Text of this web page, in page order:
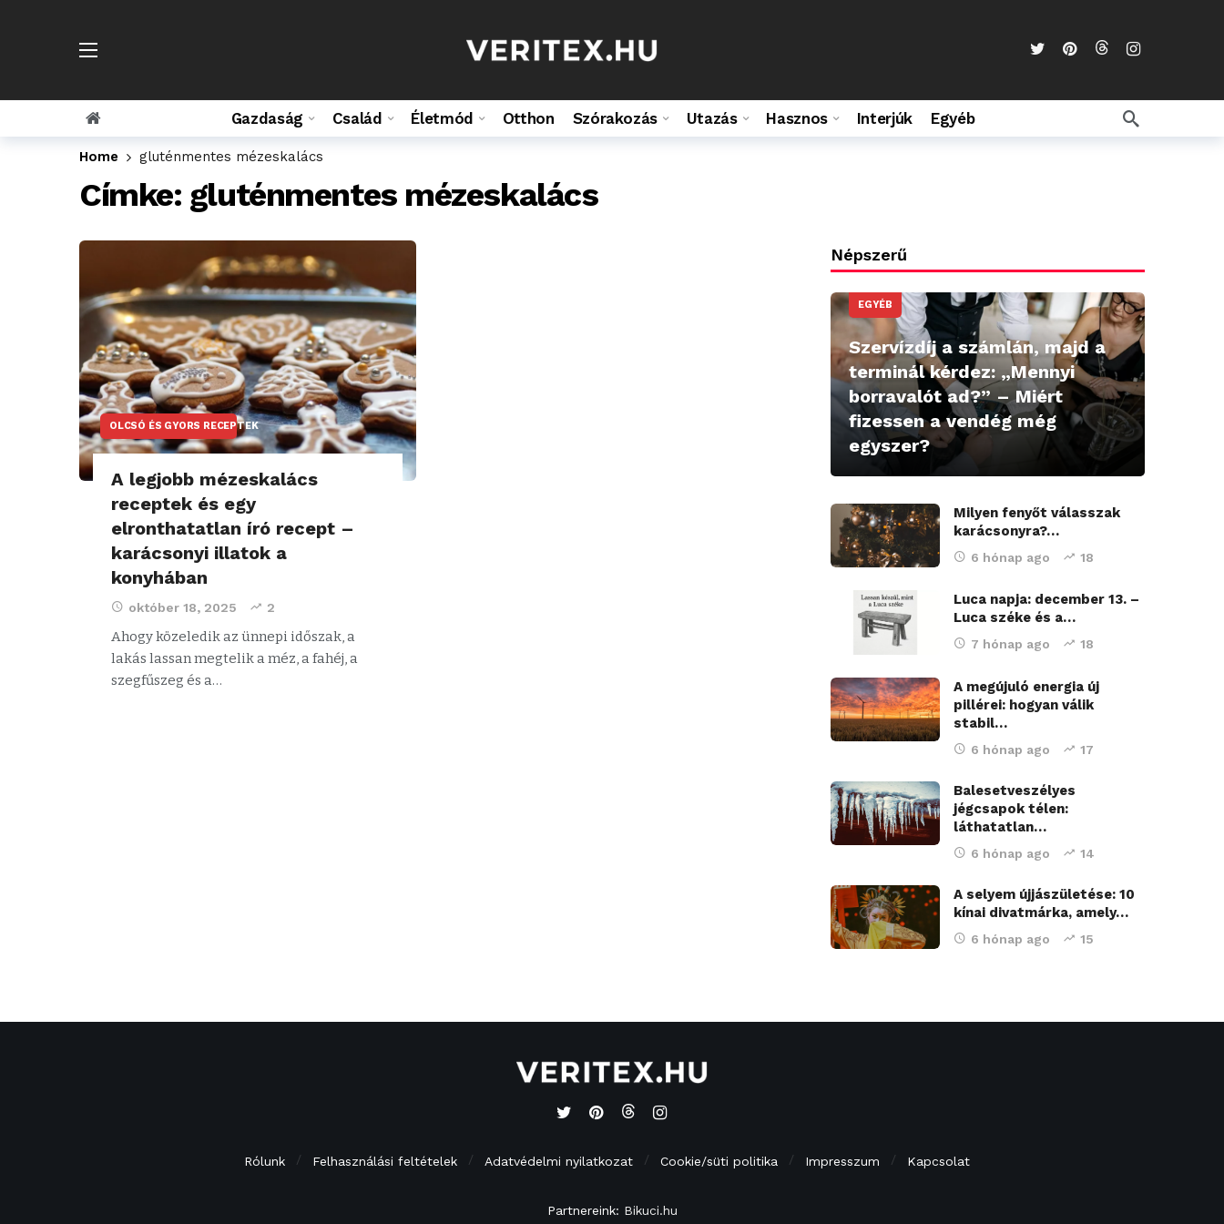
Gazdaság Család Életmód Otthon Szórakozás Utazás Hasznos Interjúk Egyéb
Home gluténmentes mézeskalács
Címke: gluténmentes mézeskalács
OLCSÓ ÉS GYORS RECEPTEK
A legjobb mézeskalács
receptek és egy
elronthatatlan író recept –
karácsonyi illatok a
konyhában
október 18, 2025 2
Ahogy közeledik az ünnepi időszak, a
lakás lassan megtelik a méz, a fahéj, a
szegfűszeg és a…
Népszerű
EGYÉB
Szervízdíj a számlán, majd a
terminál kérdez: „Mennyi
borravalót ad?” – Miért
fizessen a vendég még
egyszer?
Milyen fenyőt válasszak
karácsonyra?…
6 hónap ago 18
Luca napja: december 13. –
Luca széke és a…
7 hónap ago 18
A megújuló energia új
pillérei: hogyan válik
stabil…
6 hónap ago 17
Balesetveszélyes
jégcsapok télen:
láthatatlan…
6 hónap ago 14
A selyem újjászületése: 10
kínai divatmárka, amely…
6 hónap ago 15
Rólunk Felhasználási feltételek Adatvédelmi nyilatkozat Cookie/süti politika Impresszum Kapcsolat
Partnereink: Bikuci.hu